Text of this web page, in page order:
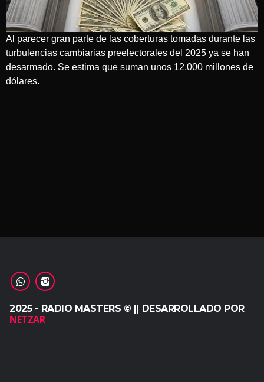
Al parecer gran parte de las coberturas tomadas durante las
turbulencias cambiarias preelectorales del 2025 ya se han
desarmado. Se estima que suman unos 12.000 millones de
dólares.
2025 - RADIO MASTERS © || DESARROLLADO POR
NETZAR